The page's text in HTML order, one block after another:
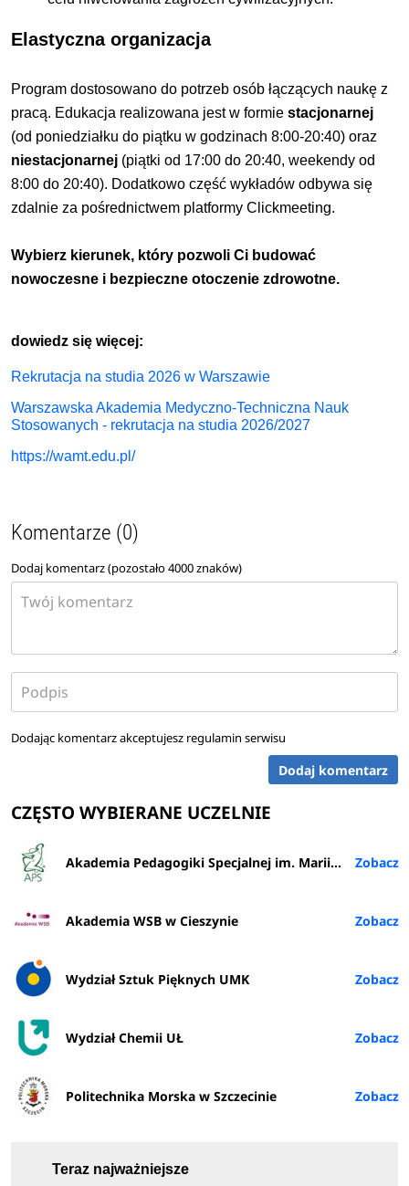
Elastyczna organizacja
Program dostosowano do potrzeb osób łączących naukę z
pracą. Edukacja realizowana jest w formiestacjonarnej
(od poniedziałku do piątku w godzinach 8:00-20:40) oraz
niestacjonarnej (piątki od 17:00 do 20:40, weekendy od
8:00 do 20:40). Dodatkowo część wykładów odbywa się
zdalnie za pośrednictwem platformy Clickmeeting.
Wybierz kierunek, który pozwoli Ci budować
nowoczesne i bezpieczne otoczenie zdrowotne.
dowiedz się więcej:
Rekrutacja na studia 2026 w Warszawie
Warszawska Akademia Medyczno-Techniczna Nauk
Stosowanych - rekrutacja na studia 2026/2027
https://wamt.edu.pl/
Komentarze (0)
Dodaj komentarz (pozostało4000znaków)
Dodając komentarz akceptujesz regulamin serwisu
Dodaj komentarz
CZĘSTO WYBIERANE UCZELNIE
Akademia Pedagogiki Specjalnej im. Marii Grzegorzewskiej w Warszawie
Akademia WSB w Cieszynie
Wydział Sztuk Pięknych UMK
Wydział Chemii UŁ
Politechnika Morska w Szczecinie
Teraz najważniejsze